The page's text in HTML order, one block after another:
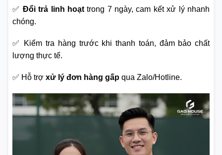
✅ Đổi trả linh hoạttrong 7 ngày, cam kết xử lý nhanh
chóng.
✅ Kiểm tra hàng trước khi thanh toán, đảm bảo chất
lượng thực tế.
✅ Hỗ trợ xử lý đơn hàng gấp qua Zalo/Hotline.